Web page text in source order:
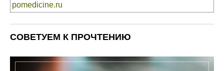
pomedicine.ru
СОВЕТУЕМ К ПРОЧТЕНИЮ